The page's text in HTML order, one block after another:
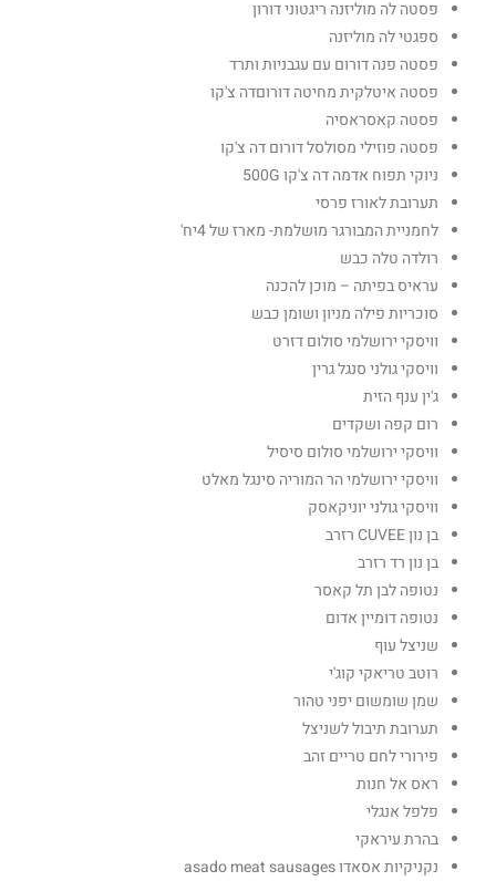
פסטה לה מוליזנה ריגטוני דורון
ספגטי לה מוליזנה
פסטה פנה דורום עם עגבניות ותרד
פסטה איטלקית מחיטה דורוםדה צ'קו
פסטה קאסראסיה
פסטה פוזילי מסולסל דורום דה צ'קו
ניוקי תפוח אדמה דה צ'קו 500G
תערובת לאורז פרסי
לחמניית המבורגר מושלמת- מארז של 4יח'
רולדה טלה כבש
עראיס בפיתה – מוכן להכנה
סוכריות פילה מניון ושומן כבש
וויסקי ירושלמי סולום דזרט
וויסקי גולני סנגל גרין
ג'ין ענף הזית
רום קפה ושקדים
וויסקי ירושלמי סולום סיסיל
וויסקי ירושלמי הר המוריה סינגל מאלט
וויסקי גולני יוניקאסק
בן נון CUVEE רזרב
בן נון רד רזרב
נטופה לבן תל קאסר
נטופה דומיין אדום
שניצל עוף
רוטב טריאקי קוג'י
שמן שומשום יפני טהור
תערובת תיבול לשניצל
פירורי לחם טריים זהב
ראס אל חנות
פלפל אנגלי
בהרת עיראקי
נקניקיות אסאדו asado meat sausages